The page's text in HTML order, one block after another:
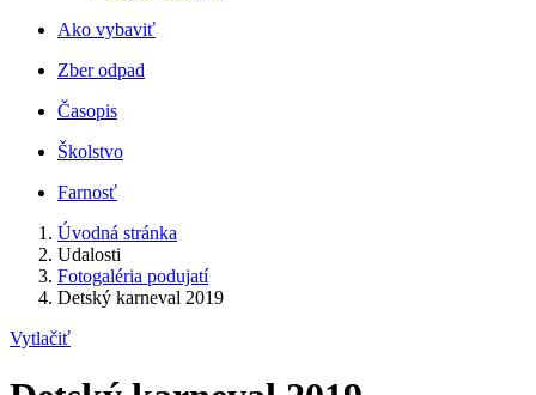
Ako vybaviť
Zber odpad
Časopis
Školstvo
Farnosť
Úvodná stránka
Udalosti
Fotogaléria podujatí
Detský karneval 2019
Vytlačiť